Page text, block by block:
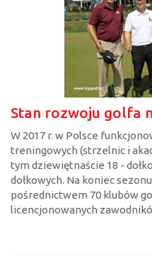
Stan rozwoju golfa
W 2017 r. w Polsce
treningowych (strzelnic i
tym dziewiętnaście 18 -
dołkowych. Na koniec
pośrednictwem 70 klubów
licencjonowanych